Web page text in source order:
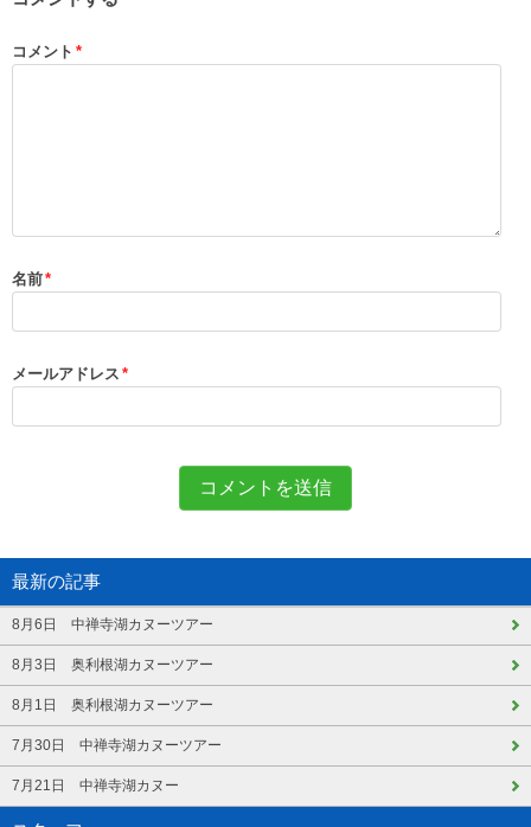
コメント *
名前*
メールアドレス *
最新の記事
8月6日 中禅寺湖カヌーツアー
8月3日 奥利根湖カヌーツアー
8月1日 奥利根湖カヌーツアー
7月30日 中禅寺湖カヌーツアー
7月21日 中禅寺湖カヌー